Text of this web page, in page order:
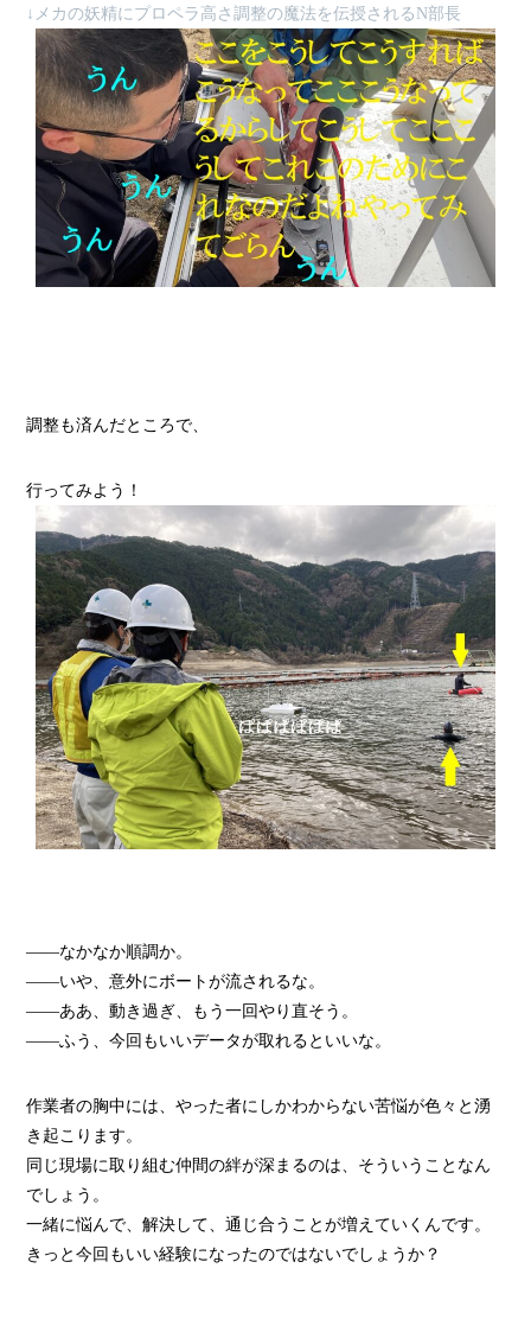
↓メカの妖精にプロペラ高さ調整の魔法を伝授されるN部長
調整も済んだところで、
行ってみよう！
——なかなか順調か。
——いや、意外にボートが流されるな。
——ああ、動き過ぎ、もう一回やり直そう。
——ふう、今回もいいデータが取れるといいな。
作業者の胸中には、やった者にしかわからない苦悩が色々と湧
き起こります。
同じ現場に取り組む仲間の絆が深まるのは、そういうことなん
でしょう。
一緒に悩んで、解決して、通じ合うことが増えていくんです。
きっと今回もいい経験になったのではないでしょうか？